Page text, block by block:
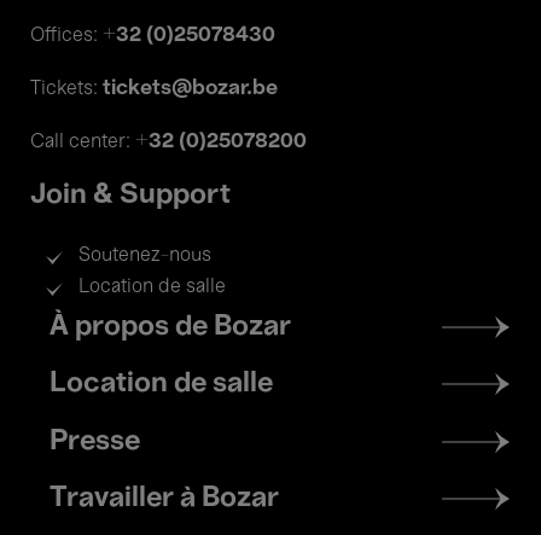
Offices: +32 (0)25078430
Tickets: tickets@bozar.be
Call center: +32 (0)25078200
Join & Support
Soutenez-nous
Location de salle
Footer
menu
À propos de Bozar
Location de salle
Presse
Travailler à Bozar